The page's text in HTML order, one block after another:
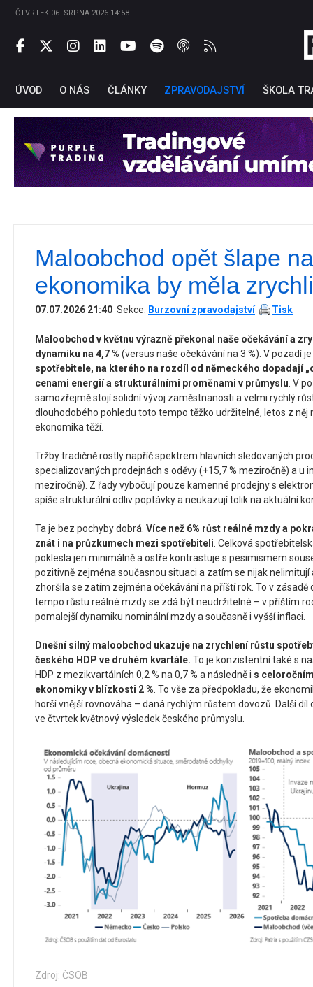
ČTVRTEK 06. SRPNA 2026 14:58
ÚVOD O NÁS ČLÁNKY ZPRAVODAJSTVÍ ŠKOLA
Maloobchod opět šlape
ekonomika by měla
07.07.2026 21:40 Sekce: Burzovní zpravodajství Tisk
Maloobchod v květnu výrazně překonal naše očekávání a
dynamiku na 4,7 % (versus naše očekávání na 3 %). V pozadí
spotřebitele, na kterého na rozdíl od německého dopadají
cenami energií a strukturálními proměnami v průmyslu. V
samozřejmě stojí solidní vývoj zaměstnanosti a velmi rychlý
dlouhodobého pohledu toto tempo těžko udržitelné, letos z něj
ekonomika těží.
Tržby tradičně rostly napříč spektrem hlavních sledovaných
specializovaných prodejnách s oděvy (+15,7 % meziročně) a u
meziročně). Z řady vybočují pouze kamenné prodejny s
spíše strukturální odliv poptávky a neukazují tolik na aktuální
Ta je bez pochyby dobrá. Více než 6% růst reálné mzdy a
znát i na průzkumech mezi spotřebiteli. Celková
poklesla jen minimálně a ostře kontrastuje s pesimismem
pozitivně zejména současnou situaci a zatím se nijak nelimitují
zhoršila se zatím zejména očekávání na příští rok. To v zásadě
tempo růstu reálné mzdy se zdá být neudržitelné – v příštím
pomalejší dynamiku nominální mzdy a současně i vyšší inflaci.
Dnešní silný maloobchod ukazuje na zrychlení růstu
českého HDP ve druhém kvartále. To je konzistentní také s
HDP z mezikvartálních 0,2 % na 0,7 % a následně i s
ekonomiky v blízkosti 2 %. To vše za předpokladu, že
horší vnější rovnováha – daná rychlým růstem dovozů. Další
ve čtvrtek květnový výsledek českého průmyslu.
Zdroj: ČSOB